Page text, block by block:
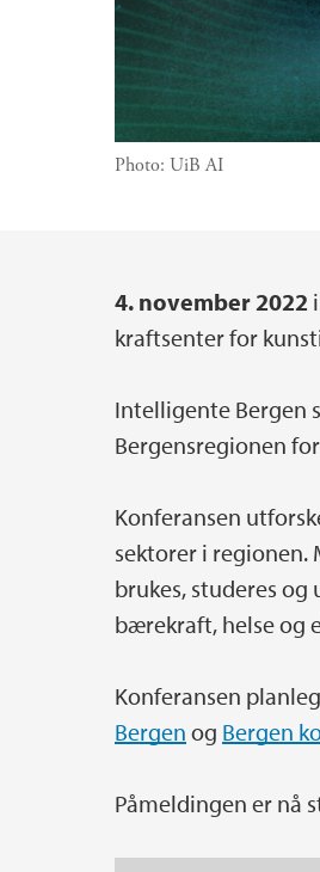
Photo: UiB AI
Main content4. november 2022
kraftsenter for
Intelligente Bergen
Bergensregionen
Konferansen
sektorer i regionen.
brukes, studeres
bærekraft, helse og
Konferansen
Bergen og Bergen
Påmeldingen er nå